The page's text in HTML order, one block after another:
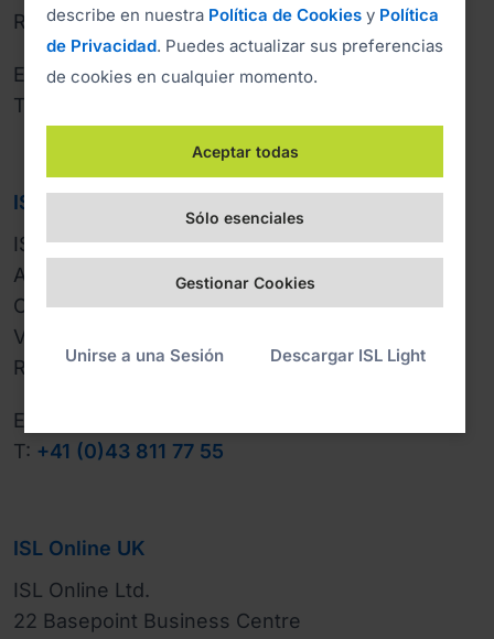
Reg. Number: 7300514
E:
support@islonline.com
T:
ISL Online Schweiz
ISL Online AG
Aargauerstrasse 250
CH-8048 Zürich
VAT ID: CHE-305.215.248 MWST
Reg. Number: CHE-305.215.248
E:
T: +41 (0)43 811 77 55
ISL Online UK
ISL Online Ltd.
22 Basepoint Business Centre
describe en nuestra Política de Cookies y Política
de Privacidad. Puedes actualizar sus preferencias
de cookies en cualquier momento.
Aceptar todas
Sólo esenciales
Gestionar Cookies
Unirse a una Sesión Descargar ISL Light